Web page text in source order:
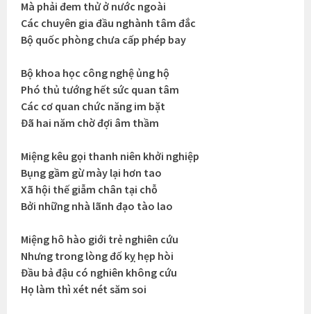
Mà phải đem thử ở nước ngoài
Các chuyên gia đầu nghành tâm đắc
Bộ quốc phòng chưa cấp phép bay
Bộ khoa học công nghệ ủng hộ
Phó thủ tướng hết sức quan tâm
Các cơ quan chức năng im bặt
Đã hai năm chờ đợi âm thầm
Miệng kêu gọi thanh niên khởi nghiệp
Bụng gầm gừ mày lại hơn tao
Xã hội thế giẫm chân tại chỗ
Bởi những nhà lãnh đạo tào lao
Miệng hô hào giới trẻ nghiên cứu
Nhưng trong lòng đố kỵ hẹp hòi
Đầu bả đậu có nghiên không cứu
Họ làm thì xét nét săm soi